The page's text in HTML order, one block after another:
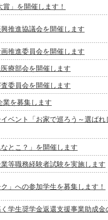
」を開催します！
推進協議会を開催します
推進委員会を開催します
療部会を開催します
委員会を開催します
業を募集します
ベント「お家で巡ろう～選ばれ
とこ？」を開催します
等職務経験者試験を実施します
」への参加学生を募集します！
学生奨学金返還支援事業助成金